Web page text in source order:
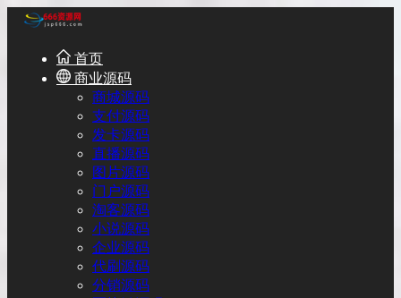
首页
商业源码
商城源码
支付源码
发卡源码
直播源码
图片源码
门户源码
淘客源码
小说源码
企业源码
代刷源码
分销源码